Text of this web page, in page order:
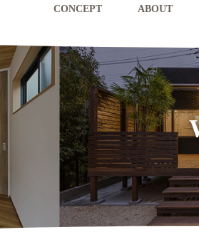
CONCEPT ABOUT